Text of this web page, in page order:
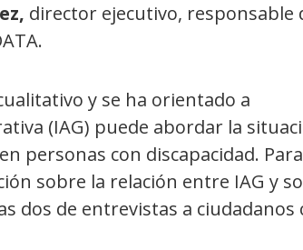
director ejecutivo, responsable
y se ha orientado a
(IAG) puede abordar la
personas con discapacidad.
sobre la relación entre IAG y
dos de entrevistas a ciudadanos